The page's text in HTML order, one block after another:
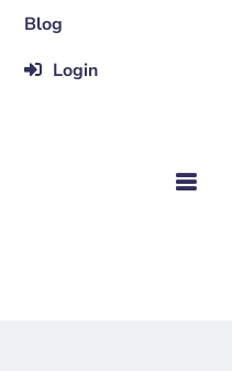
Blog
Login